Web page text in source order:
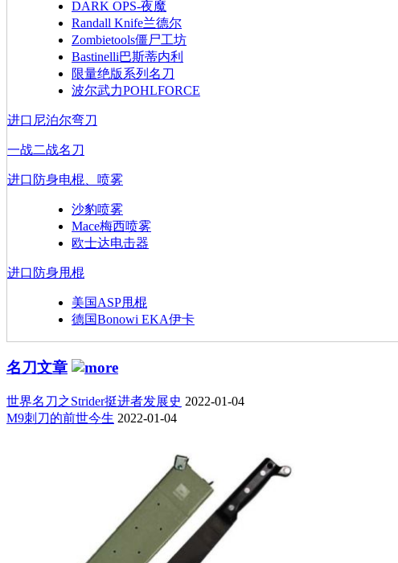
DARK OPS-夜魔
Randall Knife兰德尔
Zombietools僵尸工坊
Bastinelli巴斯蒂内利
限量绝版系列名刀
波尔武力POHLFORCE
进口尼泊尔弯刀
一战二战名刀
进口防身电棍、喷雾
沙豹喷雾
Mace梅西喷雾
欧士达电击器
进口防身甩棍
美国ASP甩棍
德国Bonowi EKA伊卡
名刀文章
世界名刀之Strider挺进者发展史 2022-01-04
M9刺刀的前世今生 2022-01-04